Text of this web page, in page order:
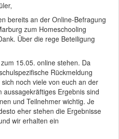
bereits an der Online-Befragung
zum Homeschooling
Über die rege Beteiligung
15.05. online stehen. Da
Rückmeldung
noch viele von euch an der
Ergebnis sind
und Teilnehmer wichtig. Je
eher stehen die Ergebnisse
wir erhalten ein